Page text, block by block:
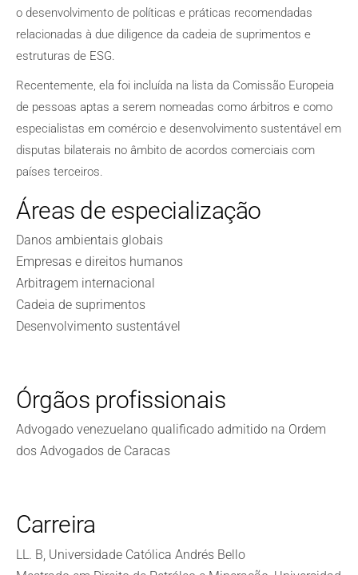
o desenvolvimento de políticas e práticas recomendadas
relacionadas à due diligence da cadeia de suprimentos e
estruturas de ESG.
Recentemente, ela foi incluída na lista da Comissão Europeia
de pessoas aptas a serem nomeadas como árbitros e como
especialistas em comércio e desenvolvimento sustentável em
disputas bilaterais no âmbito de acordos comerciais com
países terceiros.
Áreas de especialização
Danos ambientais globais
Empresas e direitos humanos
Arbitragem internacional
Cadeia de suprimentos
Desenvolvimento sustentável
Órgãos profissionais
Advogado venezuelano qualificado admitido na Ordem
dos Advogados de Caracas
Carreira
LL. B, Universidade Católica Andrés Bello